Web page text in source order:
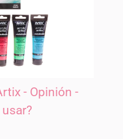
- Opinión -